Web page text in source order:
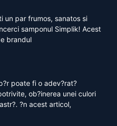
un par frumos, sanatos si
samponul Simplik! Acest
brandul
poate fi o adev?rat?
ob?inerea unei culori
?n acest articol,